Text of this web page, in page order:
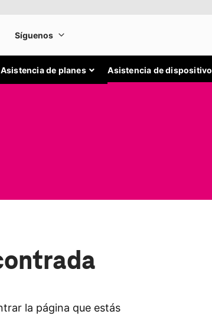
Asistencia de planes Asistencia de dispositivo